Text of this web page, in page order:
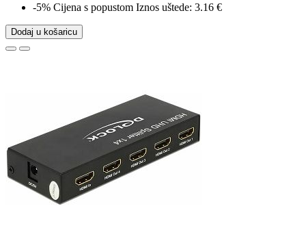
-5% Cijena s popustom Iznos uštede: 3.16 €
Dodaj u košaricu